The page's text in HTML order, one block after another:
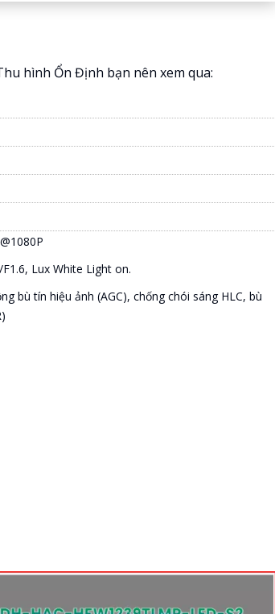
hình Ổn Định bạn nên xem qua:
Lux White Light on.
bù tín hiệu ảnh (AGC), chống chói sáng HLC, bù